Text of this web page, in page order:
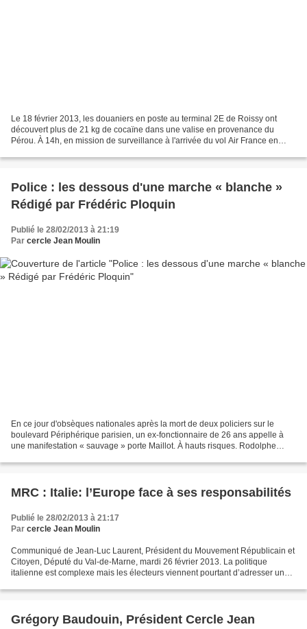
Le 18 février 2013, les douaniers en poste au terminal 2E de Roissy ont
découvert plus de 21 kg de cocaïne dans une valise en provenance du
Pérou. À 14h, en mission de surveillance à l'arrivée du vol Air France en
Police : les dessous d'une marche « blanche »
Rédigé par Frédéric Ploquin
Publié le 28/02/2013 à 21:19
Par cercle Jean Moulin
En ce jour d'obsèques nationales après la mort de deux policiers sur le
boulevard Périphérique parisien, un ex-fonctionnaire de 26 ans appelle à
une manifestation « sauvage » porte Maillot. À hauts risques. Rodolphe
MRC : Italie: l’Europe face à ses responsabilités
Publié le 28/02/2013 à 21:17
Par cercle Jean Moulin
Communiqué de Jean-Luc Laurent, Président du Mouvement Républicain et
Citoyen, Député du Val-de-Marne, mardi 26 février 2013. La politique
italienne est complexe mais les électeurs viennent pourtant d’adresser un
Grégory Baudouin, Président Cercle Jean